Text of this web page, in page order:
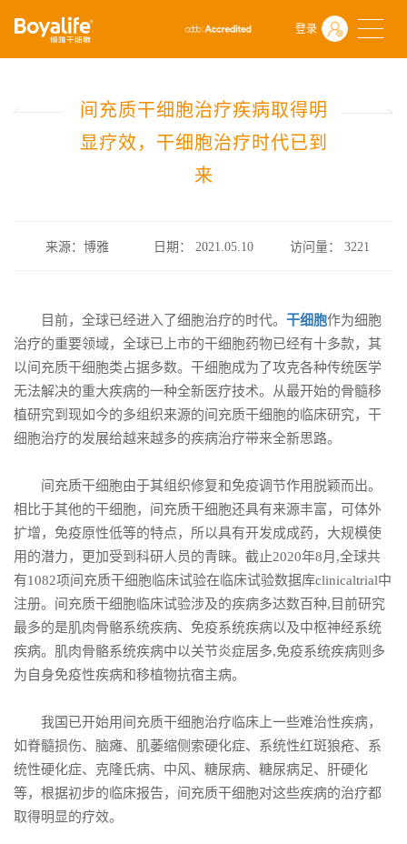
登录
首页 什么是干细胞
前沿动态
间充质干细胞治疗疾病取得明显疗效，干细胞治疗时代已到来
间充质干细胞治疗疾病取得明
显疗效，干细胞治疗时代已到
来
来源：博雅 日期： 2021.05.10 访问量：3221
目前，全球已经进入了细胞治疗的时代。 干细胞作为细胞
治疗的重要领域，全球已上市的干细胞药物已经有十多款，其
以间充质干细胞类占据多数。干细胞成为了攻克各种传统医学
无法解决的重大疾病的一种全新医疗技术。从最开始的骨髓移
植研究到现如今的多组织来源的间充质干细胞的临床研究，干
细胞治疗的发展给越来越多的疾病治疗带来全新思路。
间充质干细胞由于其组织修复和免疫调节作用脱颖而出。
相比于其他的干细胞，间充质干细胞还具有来源丰富，可体外
扩增，免疫原性低等的特点，所以具有开发成成药，大规模使
用的潜力，更加受到科研人员的青睐。截止2020年8月,全球共
有1082项间充质干细胞临床试验在临床试验数据库clinicaltrial中
注册。间充质干细胞临床试验涉及的疾病多达数百种,目前研究
最多的是肌肉骨骼系统疾病、免疫系统疾病以及中枢神经系统
疾病。肌肉骨骼系统疾病中以关节炎症居多,免疫系统疾病则多
为自身免疫性疾病和移植物抗宿主病。
我国已开始用间充质干细胞治疗临床上一些难治性疾病，
如脊髓损伤、脑瘫、肌萎缩侧索硬化症、系统性红斑狼疮、系
统性硬化症、克隆氏病、中风、糖尿病、糖尿病足、肝硬化
等，根据初步的临床报告，间充质干细胞对这些疾病的治疗都
取得明显的疗效。